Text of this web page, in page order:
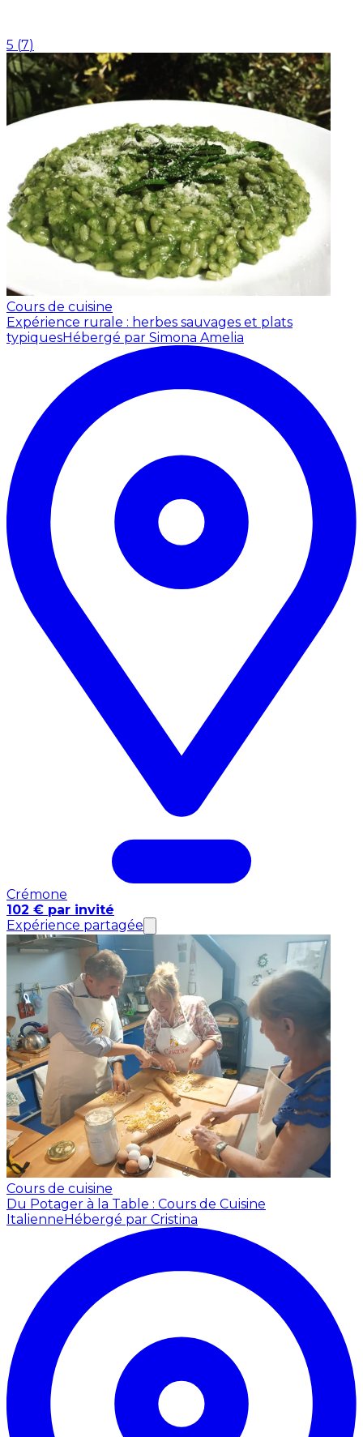
5 (7)
Cours de cuisine
Expérience rurale : herbes sauvages et plats
typiquesHébergé par Simona Amelia
Crémone
102 € par invité
Expérience partagée
Cours de cuisine
Du Potager à la Table : Cours de Cuisine
ItalienneHébergé par Cristina